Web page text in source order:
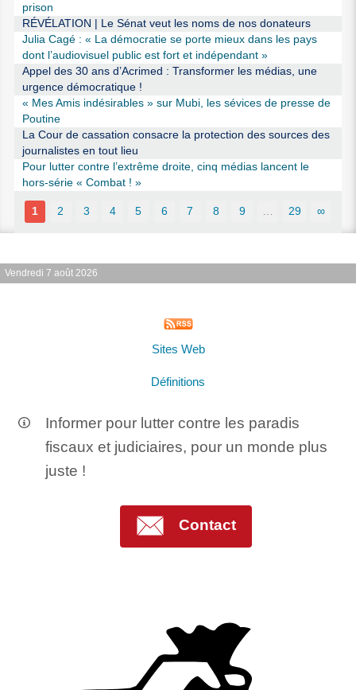
prison
RÉVÉLATION | Le Sénat veut les noms de nos donateurs
Julia Cagé : « La démocratie se porte mieux dans les pays
dont l’audiovisuel public est fort et indépendant »
Appel des 30 ans d’Acrimed : Transformer les médias, une
urgence démocratique !
« Mes Amis indésirables » sur Mubi, les sévices de presse de
Poutine
La Cour de cassation consacre la protection des sources des
journalistes en tout lieu
Pour lutter contre l’extrême droite, cinq médias lancent le
hors-série « Combat ! »
1 2 3 4 5 6 7 8 9 … 29 ∞
Vendredi 7 août 2026
Sites Web
Définitions
Informer pour lutter contre les paradis
fiscaux et judiciaires, pour un monde plus
juste !
Contact